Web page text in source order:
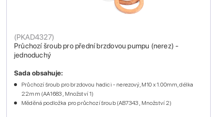
Průchozí šroub pro přední brzdovou pumpu (nerez) -
jednoduchý
(PKAD4327)
Sada obsahuje:
Průchozí šroub pro brzdovou hadici - nerezový, M10 x 1.00mm, délka
22mm (AA1683 , Množství 1)
Měděná podložka pro průchozí šroub (AB7343 , Množství 2)